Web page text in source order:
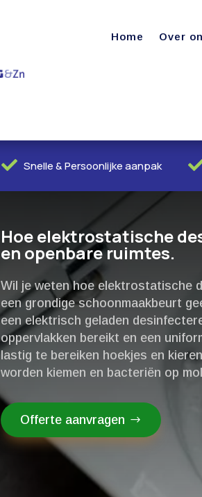
Home Over
 Snelle & Persoonlijke aanpak
Hoe elektrostatische
en openbare ruimtes.​
Wil je weten hoe elektrostatische
een grondige schoonmaakbeurt
een elektrisch geladen
oppervlakken bereikt en een
lastig te bereiken hoekjes en
worden kiemen en bacteriën op
Offerte aanvragen